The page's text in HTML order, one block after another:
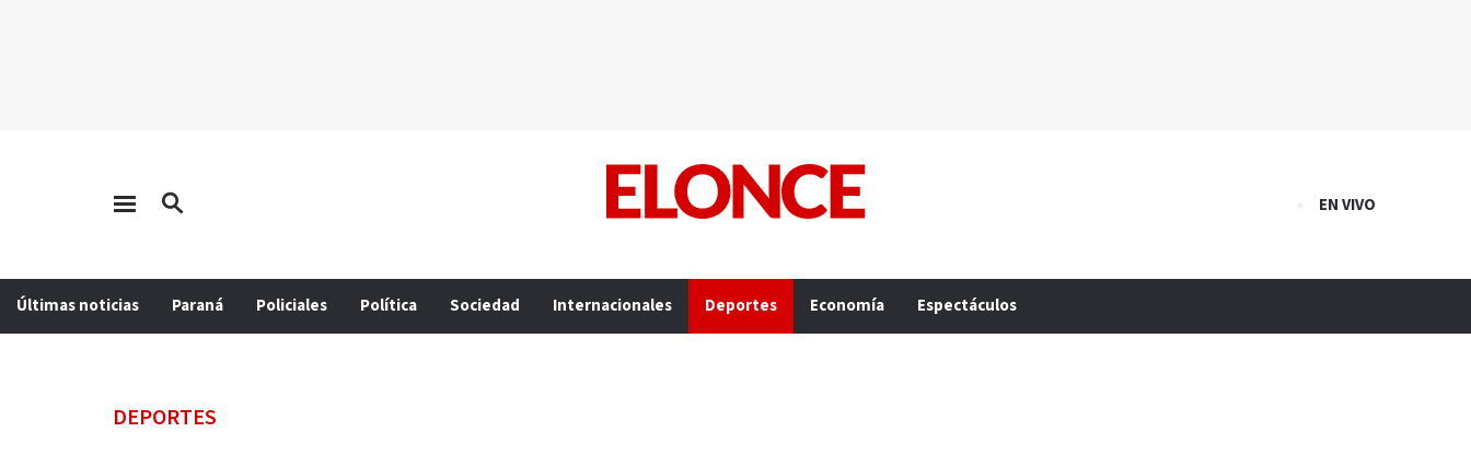
EN VIVO
Últimas noticias Paraná Policiales Política Sociedad Internacionales Deportes Economía Espectáculos
DEPORTES